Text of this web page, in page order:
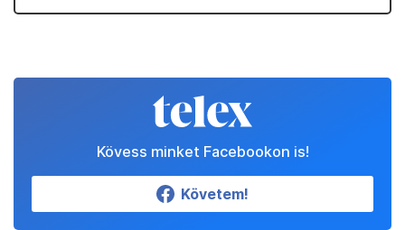
Kövess minket Facebookon is!
Követem!